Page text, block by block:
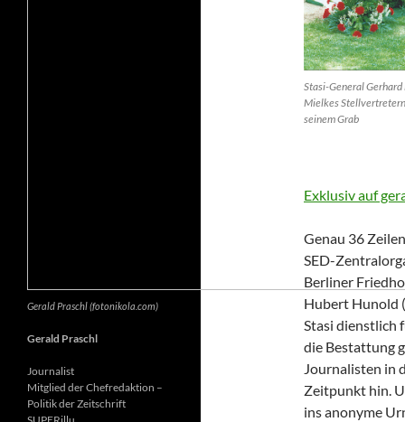
Stasi-General
Mielkes
seinem Grab
Exklusiv auf
Genau 36
SED-
Berliner
Hubert Hunold
Stasi dienstlich
die Bestattung
Journalisten in
Zeitpunkt hin.
ins anonyme
Gerald Praschl (fotonikola.com)
Gerald Praschl
Journalist
Mitglied der Chefredaktion –
Politik der Zeitschrift